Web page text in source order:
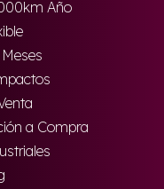
Año
a Compra